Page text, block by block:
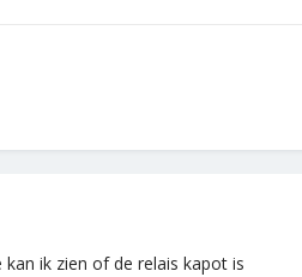
ik zien of de relais kapot is